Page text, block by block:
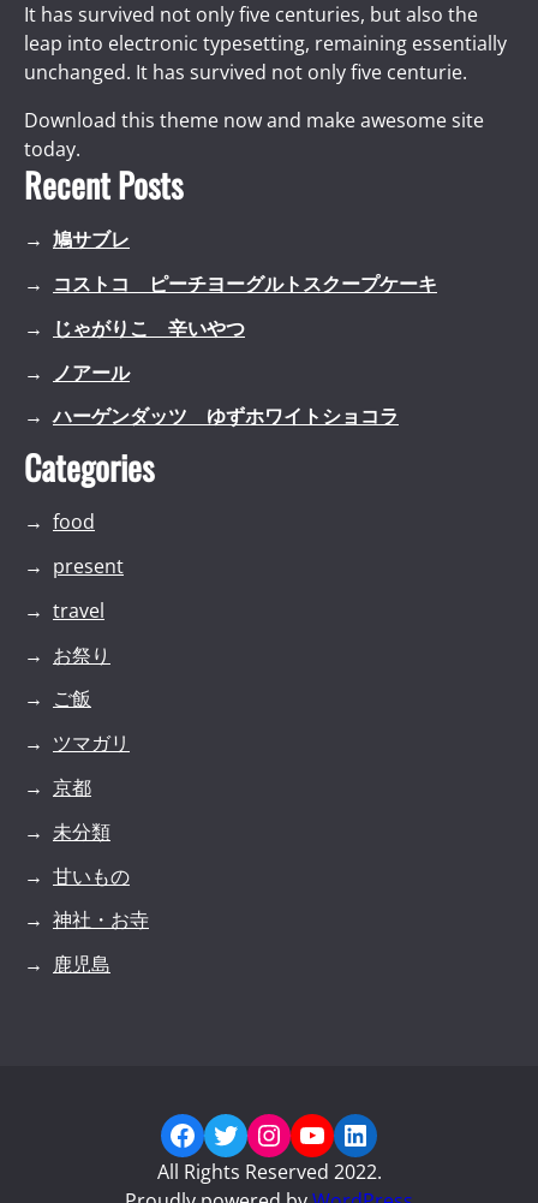
It has survived not only five centuries, but also the
leap into electronic typesetting, remaining essentially
unchanged. It has survived not only five centurie.
Download this theme now and make awesome site
today.
Recent Posts
鳩サブレ
コストコ ピーチヨーグルトスクープケーキ
じゃがりこ 辛いやつ
ノアール
ハーゲンダッツ ゆずホワイトショコラ
Categories
food
present
travel
お祭り
ご飯
ツマガリ
京都
未分類
甘いもの
神社・お寺
鹿児島
Facebook
Twitter
Instagram
YouTube
LinkedIn
All Rights Reserved 2022.